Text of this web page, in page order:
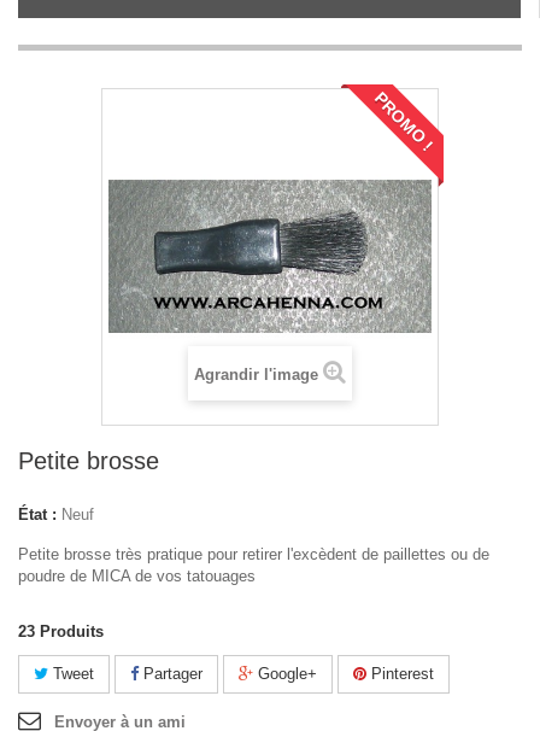
PROMO !
Agrandir l'image
Petite brosse
État : Neuf
Petite brosse très pratique pour retirer l'excèdent de paillettes ou de
poudre de MICA de vos tatouages
23 Produits
Tweet Partager Google+ Pinterest
Envoyer à un ami